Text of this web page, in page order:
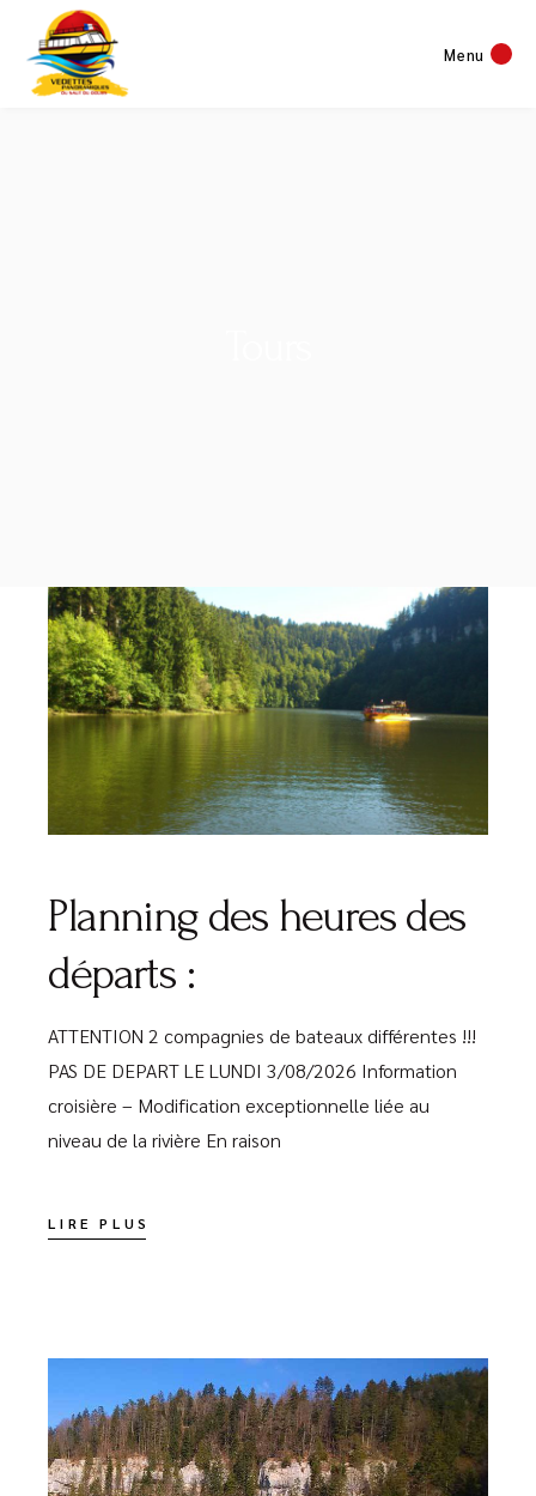
Menu
audio
Planning des heures des
départs :
ATTENTION 2 compagnies de bateaux différentes !!!
PAS DE DEPART LE LUNDI 3/08/2026 Information
croisière – Modification exceptionnelle liée au
niveau de la rivière En raison
LIRE PLUS